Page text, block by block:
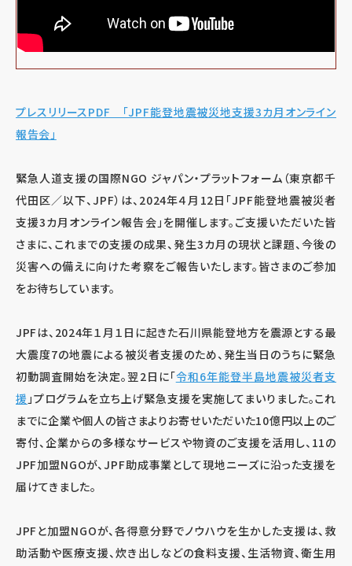
プレスリリースPDF 「JPF能登地震被災地支援3カ月オンライン
報告会」
緊急人道支援の国際NGO ジャパン・プラットフォーム（東京都千
代田区／以下、JPF）は、2024年４月12日「JPF能登地震被災者
支援3カ月オンライン報告会」を開催します。ご支援いただいた皆
さまに、これまでの支援の成果、発生3カ月の現状と課題、今後の
災害への備えに向けた考察をご報告いたします。皆さまのご参加
をお待ちしています。
JPFは、2024年１月１日に起きた石川県能登地方を震源とする最
大震度7の地震による被災者支援のため、発生当日のうちに緊急
初動調査開始を決定。翌2日に「令和6年能登半島地震被災者支
援」プログラムを立ち上げ緊急支援を実施してまいりました。これ
までに企業や個人の皆さまよりお寄せいただいた10億円以上のご
寄付、企業からの多様なサービスや物資のご支援を活用し、11の
JPF加盟NGOが、JPF助成事業として現地ニーズに沿った支援を
届けてきました。
JPFと加盟NGOが、各得意分野でノウハウを生かした支援は、救
助活動や医療支援、炊き出しなどの食料支援、生活物資、衛生用